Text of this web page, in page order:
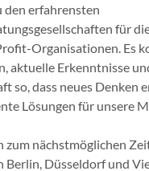
den erfahrensten
für
Organisationen. Es
aktuelle Erkenntnisse
so, dass neues Denken
Lösungen für unsere
zum nächstmöglichen
Berlin, Düsseldorf und